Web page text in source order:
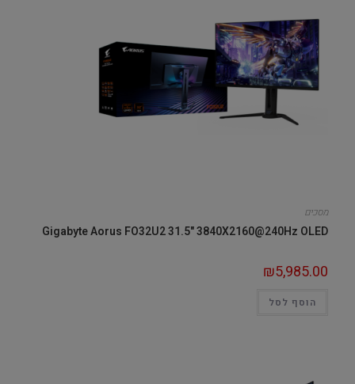
מסכים
Gigabyte Aorus FO32U2 31.5" 3840X2160@240Hz OLED
₪5,985.00
הוסף לסל